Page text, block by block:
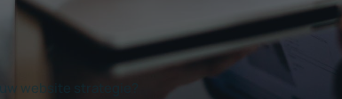
website strategie?